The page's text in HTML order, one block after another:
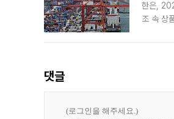
한은,
조 속 상
댓글